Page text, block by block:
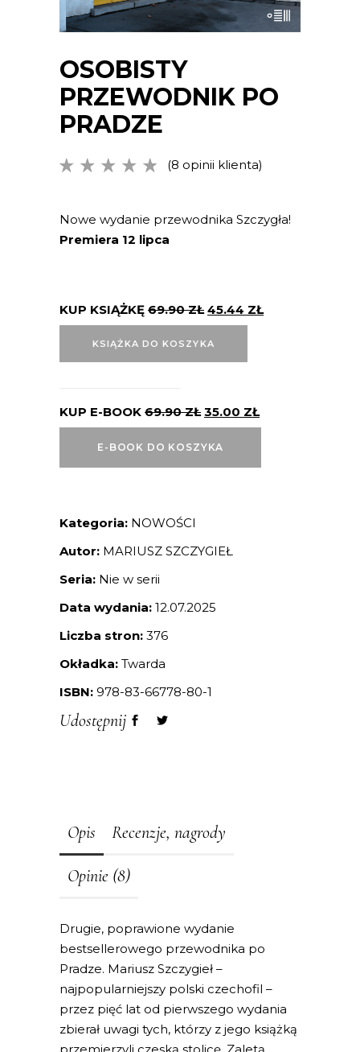
OSOBISTY
PRZEWODNIK PO
PRADZE
Oceniony
podstawie
8
ocen
klientów
(8 opinii klienta)
Nowe wydanie przewodnika Szczygła!
Premiera 12 lipca
KUP KSIĄŻKĘ 69.90ZŁ 45.44 ZŁ
KSIĄŻKA DO KOSZYKA
KUP E-BOOK 69.90ZŁ 35.00 ZŁ
E-BOOK DO KOSZYKA
Kategoria: NOWOŚCI
Autor: MARIUSZ SZCZYGIEŁ
Seria: Nie w serii
Data wydania: 12.07.2025
Liczba stron: 376
Okładka: Twarda
ISBN: 978-83-66778-80-1
Udostępnij
Opis Recenzje, nagrody
Opinie (8)
Drugie, poprawione wydanie
bestsellerowego przewodnika po
Pradze. Mariusz Szczygieł –
najpopularniejszy polski czechofil –
przez pięć lat od pierwszego wydania
zbierał uwagi tych, którzy z jego książką